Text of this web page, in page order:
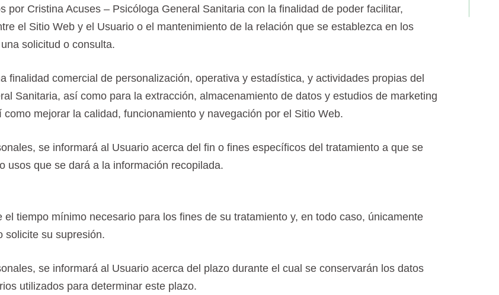
por Cristina Acuses – Psicóloga General Sanitaria con la finalidad de poder facilitar,
el Sitio Web y el Usuario o el mantenimiento de la relación que se establezca en los
solicitud o consulta.
finalidad comercial de personalización, operativa y estadística, y actividades propias del
Sanitaria, así como para la extracción, almacenamiento de datos y estudios de marketing
mejorar la calidad, funcionamiento y navegación por el Sitio Web.
se informará al Usuario acerca del fin o fines específicos del tratamiento a que se
usos que se dará a la información recopilada.
tiempo mínimo necesario para los fines de su tratamiento y, en todo caso, únicamente
solicite su supresión.
se informará al Usuario acerca del plazo durante el cual se conservarán los datos
utilizados para determinar este plazo.